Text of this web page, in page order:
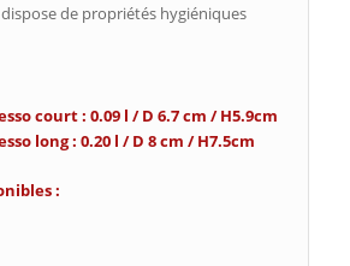
de propriétés hygiéniques
court : 0.09 l / D 6.7 cm / H5.9cm
long : 0.20 l / D 8 cm / H7.5cm
: